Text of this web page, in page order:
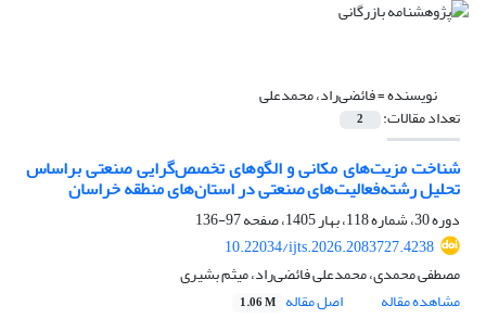
نویسنده =فائضی‌راد، محمدعلی
تعداد مقالات: 2
شناخت مزیت‌های مکانی و الگوهای تخصص‌گرایی صنعتی براساس
تحلیل رشته‌فعالیت‌های صنعتی در استان‌های منطقه خراسان
دوره 30، شماره 118، بهار 1405، صفحه
97-136
10.22034/ijts.2026.2083727.4238
مصطفی محمدی، محمدعلی فائضی‌راد، میثم بشیری
مشاهده مقاله
اصل مقاله 1.06 M